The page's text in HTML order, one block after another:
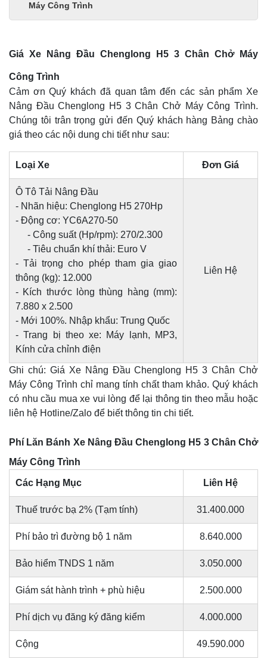
Máy Công Trình
Giá Xe Nâng Đầu Chenglong H5 3 Chân Chở Máy
Công Trình
Cảm ơn Quý khách đã quan tâm đến các sản phẩm Xe
Nâng Đầu Chenglong H5 3 Chân Chở Máy Công Trình.
Chúng tôi trân trọng gửi đến Quý khách hàng Bảng chào
giá theo các nội dung chi tiết như sau:
Loại Xe Đơn Giá
Ô Tô Tải Nâng Đầu
- Nhãn hiệu: Chenglong H5 270Hp
- Động cơ: YC6A270-50
- Công suất (Hp/rpm): 270/2.300
- Tiêu chuẩn khí thải: Euro V
- Tải trọng cho phép tham gia giao
thông (kg): 12.000
- Kích thước lòng thùng hàng (mm):
7.880 x 2.500
- Mới 100%. Nhập khẩu: Trung Quốc
- Trang bị theo xe: Máy lạnh, MP3,
Kính cửa chỉnh điện
Liên Hệ
Ghi chú: Giá Xe Nâng Đầu Chenglong H5 3 Chân Chở
Máy Công Trình chỉ mang tính chất tham khảo. Quý khách
có nhu cầu mua xe vui lòng để lại thông tin theo mẫu hoặc
liên hệ Hotline/Zalo để biết thông tin chi tiết.
Phí Lăn Bánh Xe Nâng Đầu Chenglong H5 3 Chân Chở
Máy Công Trình
Các Hạng Mục Liên Hệ
Thuế trước bạ 2% (Tạm tính) 31.400.000
Phí bảo trì đường bộ 1 năm 8.640.000
Bảo hiểm TNDS 1 năm 3.050.000
Giám sát hành trình + phù hiệu 2.500.000
Phí dịch vụ đăng ký đăng kiểm 4.000.000
Cộng 49.590.000